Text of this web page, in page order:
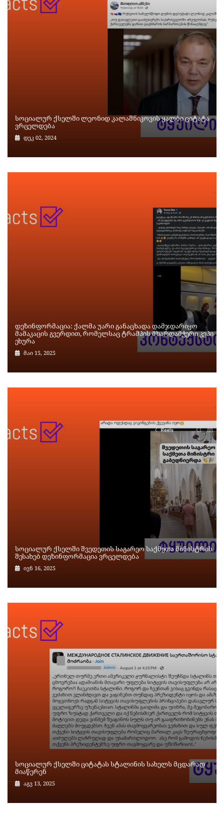
სოციალურ ქსელში ლეონიდ კალაშნიკოვის ყალბი ციტატა
ვრცელდება
დეკ 02, 2024
დეზინფორმაცია: ქალმა უარი განაცხადა დამჯდარიყო
მამაკაცის გვერდით, რომელსაც ტრამპის მხარდამჭერი კეპი
ეხურა
მაი 15, 2025
სოციალურ ქსელში შვედეთის საგარეო საქმეთა მინისტრის
შესახებ დეზინფორმაცია ვრცელდება
ივნ 16, 2025
სოციალურ ქსელში ციტატას სტალინის სახელს მცდარად
მიაწერენ
აგვ 13, 2025